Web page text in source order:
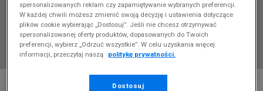
spersonalizowanych reklam czy zapamiętywanie wybranych preferencji.
W każdej chwili możesz zmienić swoją decyzję i ustawienia dotyczące
plików cookie wybierając „Dostosuj”. Jeśli nie chcesz otrzymywać
spersonalizowanej oferty produktów, dopasowanych do Twoich
preferencji, wybierz „Odrzuć wszystkie”. W celu uzyskania więcej
informacji, przeczytaj naszą
politykę prywatności.
Dostosuj